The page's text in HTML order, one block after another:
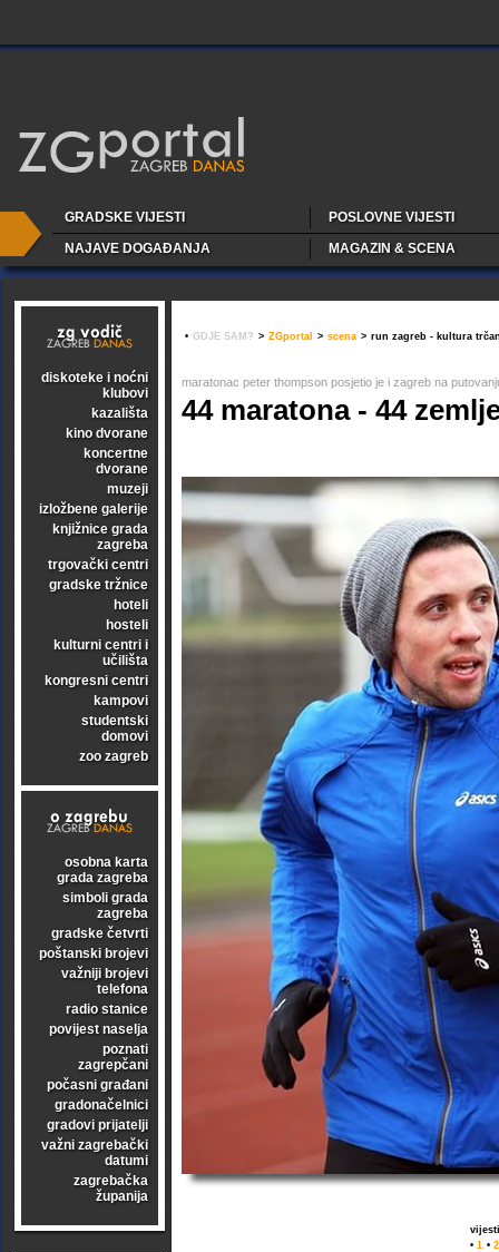
GRADSKE VIJESTI
POSLOVNE VIJESTI
NAJAVE DOGAĐANJA
MAGAZIN & SCENA
diskoteke i noćni
klubovi
kazališta
kino dvorane
koncertne
dvorane
muzeji
izložbene galerije
knjižnice grada
zagreba
trgovački centri
gradske tržnice
hoteli
hosteli
kulturni centri i
učilišta
kongresni centri
kampovi
studentski
domovi
zoo zagreb
osobna karta
grada zagreba
simboli grada
zagreba
gradske četvrti
poštanski brojevi
važniji brojevi
telefona
radio stanice
povijest naselja
poznati
zagrepčani
počasni građani
gradonačelnici
gradovi prijatelji
važni zagrebački
datumi
zagrebačka
županija
• GDJE SAM? > ZGportal > scena > run zagreb - kultura
maratonac peter thompson posjetio je i zagreb na
44 maratona - 44
• 1 • 2